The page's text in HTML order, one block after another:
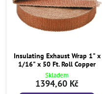
Insulating Exhaust Wrap 1" x
1/16" x 50 Ft. Roll Copper
Skladem
1394,60 Kč